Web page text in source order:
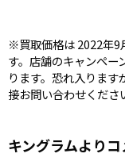
※買取価格は 2022年9
す。店舗のキャンペー
ります。恐れ入りま
接お問い合わせくださ
キングラムよりコ